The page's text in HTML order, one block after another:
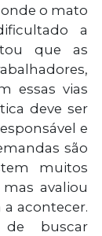
o mato
a
que as
essas vias
deve ser
e
são
muitos
avaliou
acontecer.
de buscar